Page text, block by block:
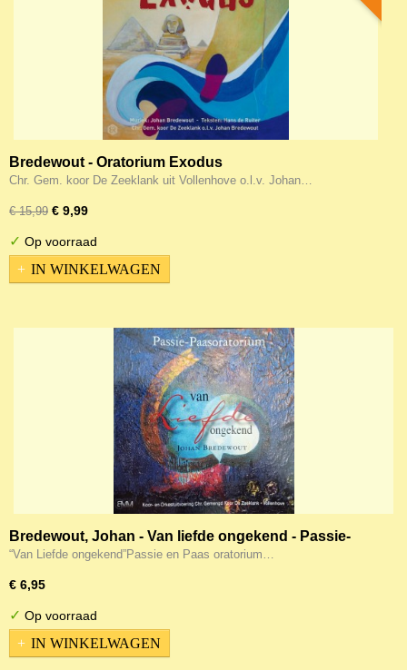
Bredewout - Oratorium Exodus
Chr. Gem. koor De Zeeklank uit Vollenhove o.l.v. Johan…
€ 15,99 € 9,99
✓ Op voorraad
IN WINKELWAGEN
Bredewout, Johan - Van liefde ongekend - Passie-
Paasoratorium
“Van Liefde ongekend”Passie en Paas oratorium…
€ 6,95
✓ Op voorraad
IN WINKELWAGEN